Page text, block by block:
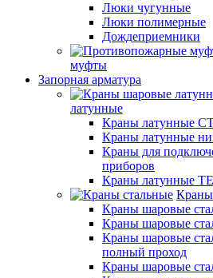
Люки чугунные
Люки полимерные
Дождеприемники
муфты
Запорная арматура
латунные
Краны латунные
Краны латунные
Краны для
приборов
Краны латунные
Краны
Краны шаровые
Краны шаровые
Краны шаровые
полный проход
Краны шаровые